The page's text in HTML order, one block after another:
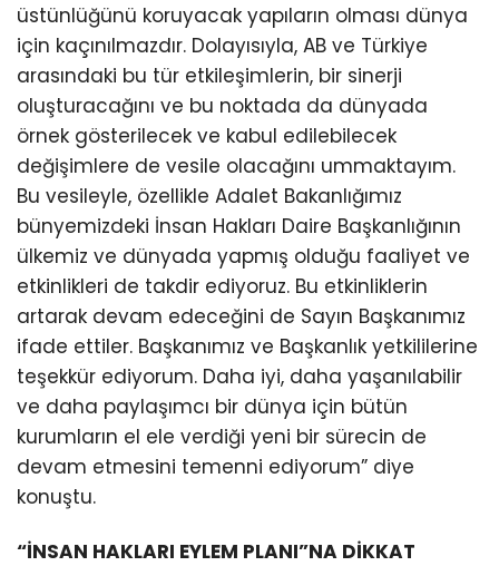
üstünlüğünü koruyacak yapıların olması dünya
için kaçınılmazdır. Dolayısıyla, AB ve Türkiye
arasındaki bu tür etkileşimlerin, bir sinerji
oluşturacağını ve bu noktada da dünyada
örnek gösterilecek ve kabul edilebilecek
değişimlere de vesile olacağını ummaktayım.
Bu vesileyle, özellikle Adalet Bakanlığımız
bünyemizdeki İnsan Hakları Daire Başkanlığının
ülkemiz ve dünyada yapmış olduğu faaliyet ve
etkinlikleri de takdir ediyoruz. Bu etkinliklerin
artarak devam edeceğini de Sayın Başkanımız
ifade ettiler. Başkanımız ve Başkanlık yetkililerine
teşekkür ediyorum. Daha iyi, daha yaşanılabilir
ve daha paylaşımcı bir dünya için bütün
kurumların el ele verdiği yeni bir sürecin de
devam etmesini temenni ediyorum” diye
konuştu.
“İNSAN HAKLARI EYLEM PLANI”NA DİKKAT